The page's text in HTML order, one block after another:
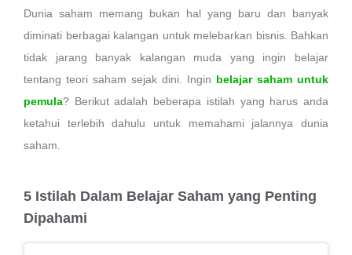
Dunia saham memang bukan hal yang baru dan banyak
diminati berbagai kalangan untuk melebarkan bisnis. Bahkan
tidak jarang banyak kalangan muda yang ingin belajar
tentang teori saham sejak dini. Ingin belajar saham untuk
pemula? Berikut adalah beberapa istilah yang harus anda
ketahui terlebih dahulu untuk memahami jalannya dunia
saham.
5 Istilah Dalam Belajar Saham yang Penting
Dipahami